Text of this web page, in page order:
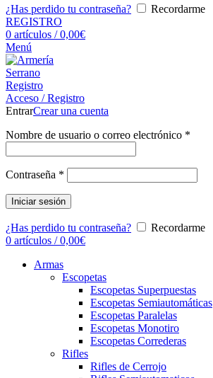
¿Has perdido tu contraseña?
Recordarme
REGISTRO
0 artículos / 0,00€
Menú
Registro
Acceso / Registro
EntrarCrear una cuenta
Nombre de usuario o correo electrónico *
Contraseña *
Iniciar sesión
¿Has perdido tu contraseña?
Recordarme
0 artículos / 0,00€
Armas
Escopetas
Escopetas Superpuestas
Escopetas Semiautomáticas
Escopetas Paralelas
Escopetas Monotiro
Escopetas Correderas
Rifles
Rifles de Cerrojo